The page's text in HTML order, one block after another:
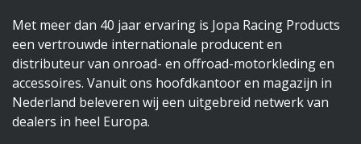
Met meer dan 40 jaar ervaring is Jopa Racing Products
een vertrouwde internationale producent en
distributeur van onroad- en offroad-motorkleding en
accessoires. Vanuit ons hoofdkantoor en magazijn in
Nederland beleveren wij een uitgebreid netwerk van
dealers in heel Europa.